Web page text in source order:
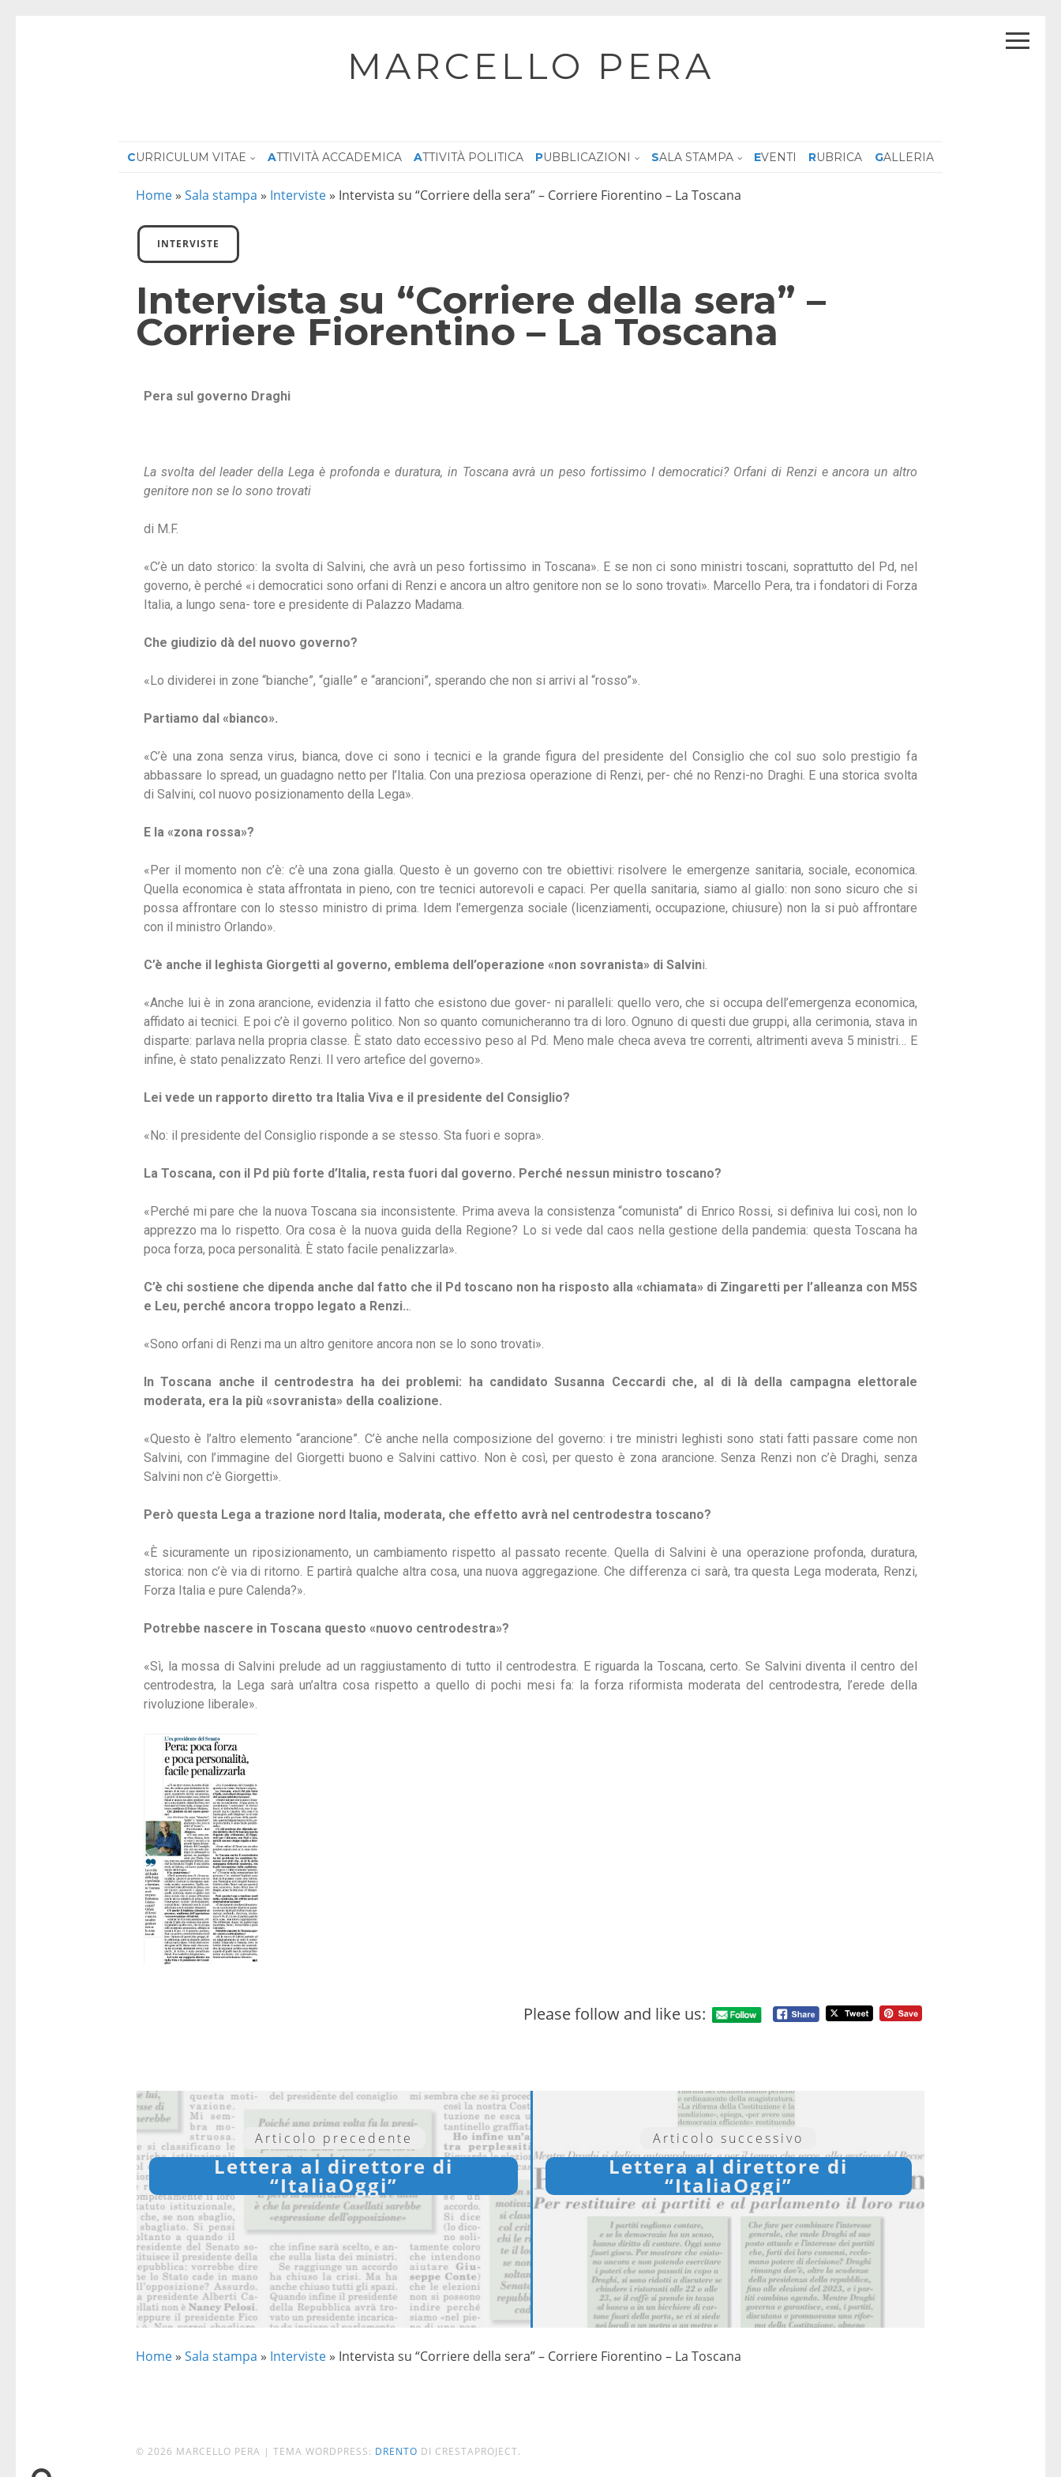
MARCELLO PERA
CURRICULUM VITAE ATTIVITÀ ACCADEMICA ATTIVITÀ POLITICA PUBBLICAZIONI SALA STAMPA EVENTI RUBRICA GALLERIA
Home » Sala stampa » Interviste » Intervista su “Corriere della sera” – Corriere Fiorentino – La Toscana
INTERVISTE
Intervista su “Corriere della sera” –
Corriere Fiorentino – La Toscana
Pera sul governo Draghi
La svolta del leader della Lega è profonda e duratura, in Toscana avrà un peso fortissimo I democratici? Orfani di Renzi e ancora un altro
genitore non se lo sono trovati
di M.F.
«C’è un dato storico: la svolta di Salvini, che avrà un peso fortissimo in Toscana». E se non ci sono ministri toscani, soprattutto del Pd, nel
governo, è perché «i democratici sono orfani di Renzi e ancora un altro genitore non se lo sono trovati». Marcello Pera, tra i fondatori di Forza
Italia, a lungo sena- tore e presidente di Palazzo Madama.
Che giudizio dà del nuovo governo?
«Lo dividerei in zone “bianche”, “gialle” e “arancioni”, sperando che non si arrivi al “rosso”».
Partiamo dal «bianco».
«C’è una zona senza virus, bianca, dove ci sono i tecnici e la grande figura del presidente del Consiglio che col suo solo prestigio fa
abbassare lo spread, un guadagno netto per l’Italia. Con una preziosa operazione di Renzi, per- ché no Renzi-no Draghi. E una storica svolta
di Salvini, col nuovo posizionamento della Lega».
E la «zona rossa»?
«Per il momento non c’è: c’è una zona gialla. Questo è un governo con tre obiettivi: risolvere le emergenze sanitaria, sociale, economica.
Quella economica è stata affrontata in pieno, con tre tecnici autorevoli e capaci. Per quella sanitaria, siamo al giallo: non sono sicuro che si
possa affrontare con lo stesso ministro di prima. Idem l’emergenza sociale (licenziamenti, occupazione, chiusure) non la si può affrontare
con il ministro Orlando».
C’è anche il leghista Giorgetti al governo, emblema dell’operazione «non sovranista» di Salvini.
«Anche lui è in zona arancione, evidenzia il fatto che esistono due gover- ni paralleli: quello vero, che si occupa dell’emergenza economica,
affidato ai tecnici. E poi c’è il governo politico. Non so quanto comunicheranno tra di loro. Ognuno di questi due gruppi, alla cerimonia, stava in
disparte: parlava nella propria classe. È stato dato eccessivo peso al Pd. Meno male checa aveva tre correnti, altrimenti aveva 5 ministri… E
infine, è stato penalizzato Renzi. Il vero artefice del governo».
Lei vede un rapporto diretto tra Italia Viva e il presidente del Consiglio?
«No: il presidente del Consiglio risponde a se stesso. Sta fuori e sopra».
La Toscana, con il Pd più forte d’Italia, resta fuori dal governo. Perché nessun ministro toscano?
«Perché mi pare che la nuova Toscana sia inconsistente. Prima aveva la consistenza “comunista” di Enrico Rossi, si definiva lui così, non lo
apprezzo ma lo rispetto. Ora cosa è la nuova guida della Regione? Lo si vede dal caos nella gestione della pandemia: questa Toscana ha
poca forza, poca personalità. È stato facile penalizzarla».
C’è chi sostiene che dipenda anche dal fatto che il Pd toscano non ha risposto alla «chiamata» di Zingaretti per l’alleanza con M5S
e Leu, perché ancora troppo legato a Renzi..
«Sono orfani di Renzi ma un altro genitore ancora non se lo sono trovati».
In Toscana anche il centrodestra ha dei problemi: ha candidato Susanna Ceccardi che, al di là della campagna elettorale
moderata, era la più «sovranista» della coalizione.
«Questo è l’altro elemento “arancione”. C’è anche nella composizione del governo: i tre ministri leghisti sono stati fatti passare come non
Salvini, con l’immagine del Giorgetti buono e Salvini cattivo. Non è così, per questo è zona arancione. Senza Renzi non c’è Draghi, senza
Salvini non c’è Giorgetti».
Però questa Lega a trazione nord Italia, moderata, che effetto avrà nel centrodestra toscano?
«È sicuramente un riposizionamento, un cambiamento rispetto al passato recente. Quella di Salvini è una operazione profonda, duratura,
storica: non c’è via di ritorno. E partirà qualche altra cosa, una nuova aggregazione. Che differenza ci sarà, tra questa Lega moderata, Renzi,
Forza Italia e pure Calenda?».
Potrebbe nascere in Toscana questo «nuovo centrodestra»?
«Sì, la mossa di Salvini prelude ad un raggiustamento di tutto il centrodestra. E riguarda la Toscana, certo. Se Salvini diventa il centro del
centrodestra, la Lega sarà un’altra cosa rispetto a quello di pochi mesi fa: la forza riformista moderata del centrodestra, l’erede della
rivoluzione liberale».
Please follow and like us:
Articolo precedente
Lettera al direttore di
“ItaliaOggi”
Articolo successivo
Lettera al direttore di
“ItaliaOggi”
Home » Sala stampa » Interviste » Intervista su “Corriere della sera” – Corriere Fiorentino – La Toscana
© 2026 MARCELLO PERA | TEMA WORDPRESS: DRENTO DI CRESTAPROJECT.